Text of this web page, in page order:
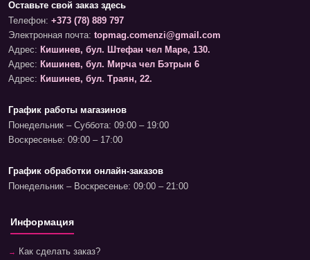
Оставьте свой заказ здесь
Телефон: +373 (78) 889 797
Электронная почта: topmag.comenzi@gmail.com
Адрес: Кишинев, бул. Штефан чел Маре, 130.
Адрес: Кишинев, бул. Мирча чел Бэтрын 6
Адрес: Кишинев, бул. Траян, 22.
График работы магазинов
Понедельник – Суббота: 09:00 – 19:00
Воскресенье: 09:00 – 17:00
График обработки онлайн-заказов
Понедельник – Воскресенье: 09:00 – 21:00
Информация
Как сделать заказ?